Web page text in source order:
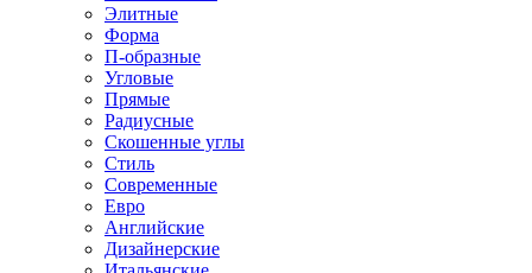
Элитные
Форма
П-образные
Угловые
Прямые
Радиусные
Скошенные углы
Стиль
Современные
Евро
Английские
Дизайнерские